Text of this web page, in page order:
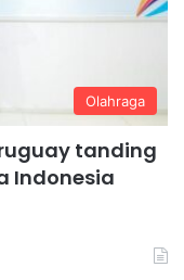
Olahraga
tanding
Indonesia